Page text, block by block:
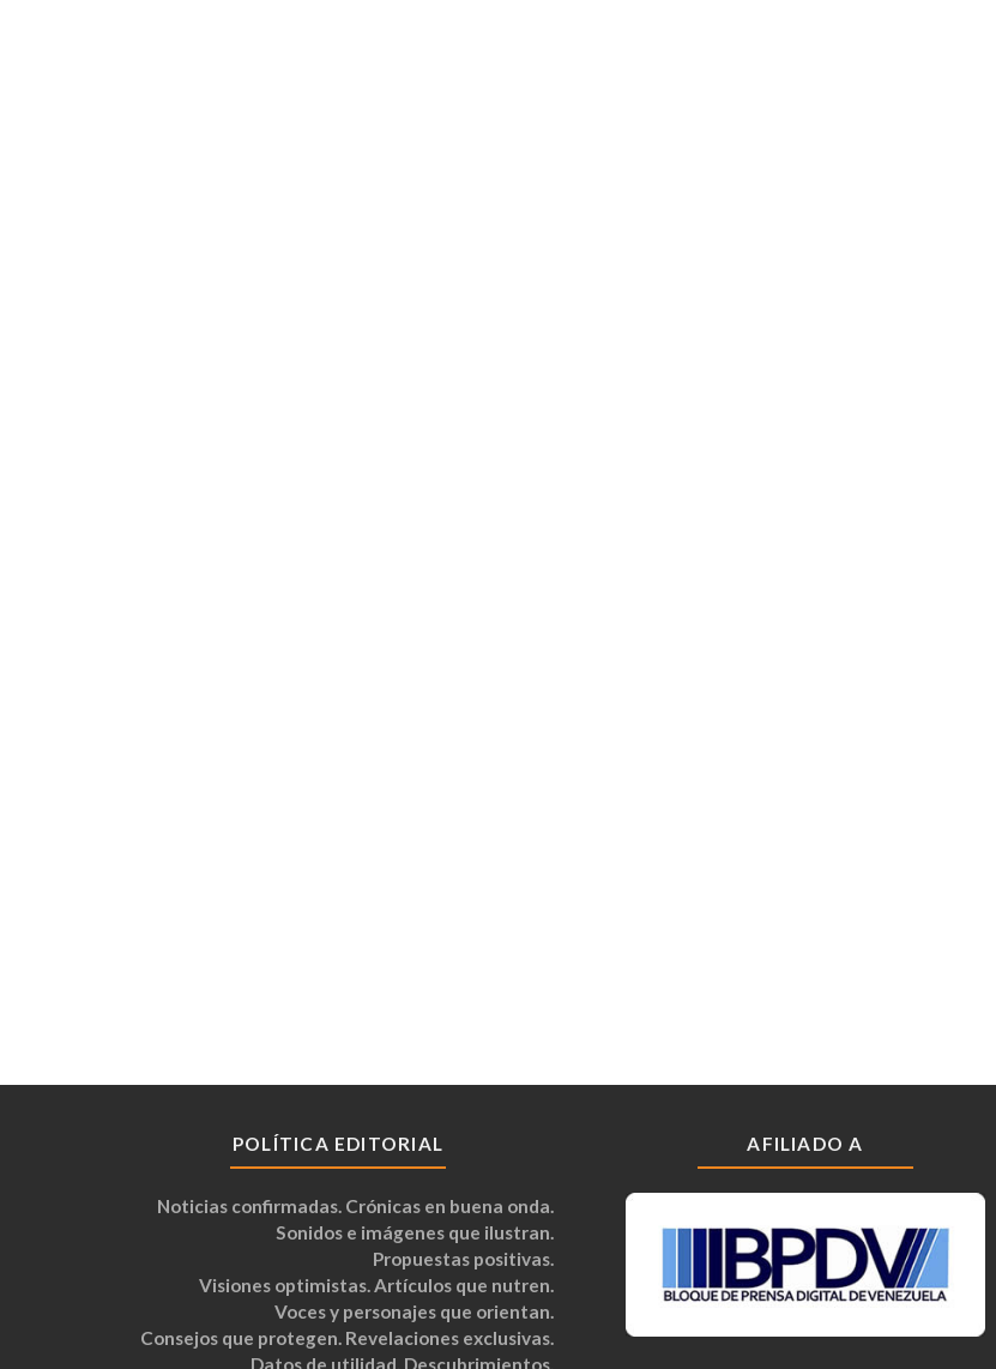
POLÍTICA EDITORIAL
Noticias confirmadas. Crónicas en buena onda.
Sonidos e imágenes que ilustran.
Propuestas positivas.
Visiones optimistas. Artículos que nutren.
Voces y personajes que orientan.
Consejos que protegen. Revelaciones exclusivas.
Datos de utilidad. Descubrimientos.
AFILIADO A